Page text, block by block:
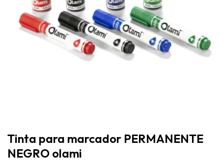
Tinta para marcador PERMANENTE
NEGRO olami